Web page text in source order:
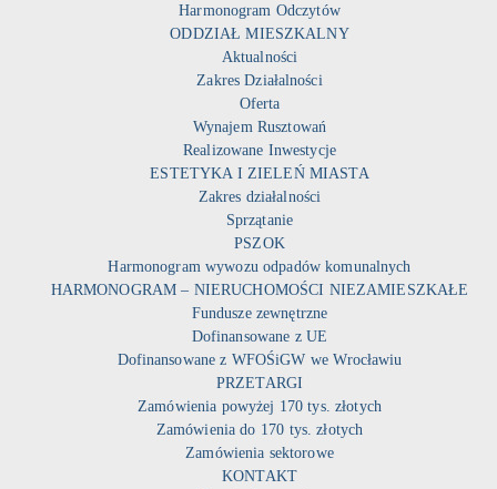
Harmonogram Odczytów
ODDZIAŁ MIESZKALNY
Aktualności
Zakres Działalności
Oferta
Wynajem Rusztowań
Realizowane Inwestycje
ESTETYKA I ZIELEŃ MIASTA
Zakres działalności
Sprzątanie
PSZOK
Harmonogram wywozu odpadów komunalnych
HARMONOGRAM – NIERUCHOMOŚCI NIEZAMIESZKAŁE
Fundusze zewnętrzne
Dofinansowane z UE
Dofinansowane z WFOŚiGW we Wrocławiu
PRZETARGI
Zamówienia powyżej 170 tys. złotych
Zamówienia do 170 tys. złotych
Zamówienia sektorowe
KONTAKT